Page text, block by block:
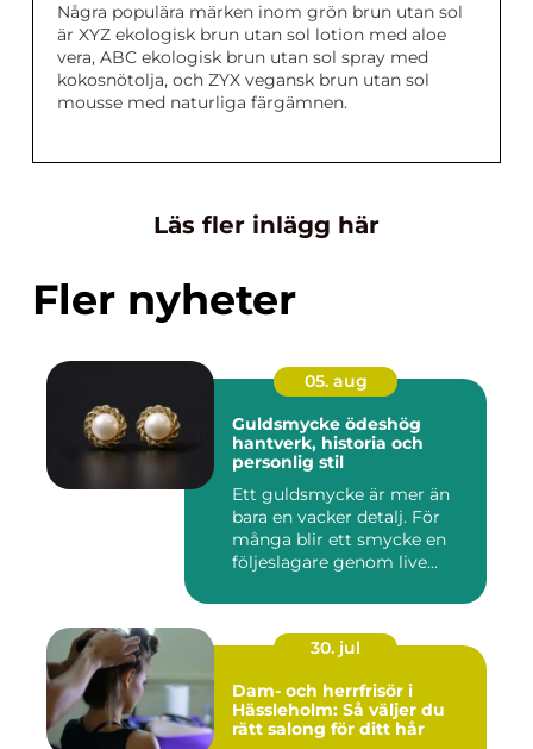
Några populära märken inom grön brun utan sol
är XYZ ekologisk brun utan sol lotion med aloe
vera, ABC ekologisk brun utan sol spray med
kokosnötolja, och ZYX vegansk brun utan sol
mousse med naturliga färgämnen.
Läs fler inlägg här
Fler nyheter
05. aug
Guldsmycke ödeshög
hantverk, historia och
personlig stil
Ett guldsmycke är mer än
bara en vacker detalj. För
många blir ett smycke en
följeslagare genom live...
30. jul
Dam- och herrfrisör i
Hässleholm: Så väljer du
rätt salong för ditt hår